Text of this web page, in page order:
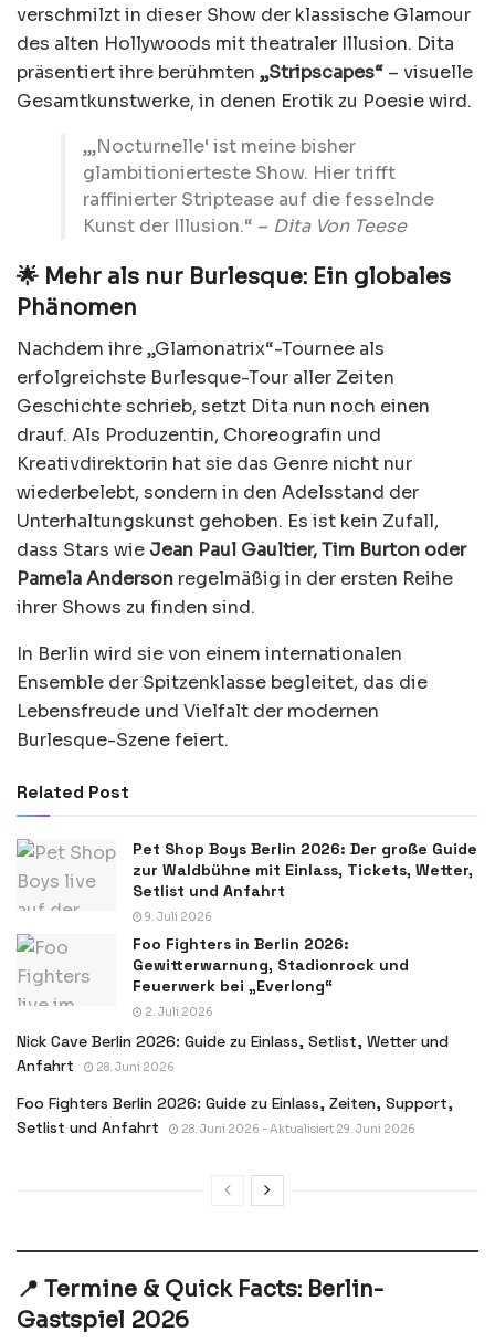
verschmilzt in dieser Show der klassische Glamour
des alten Hollywoods mit theatraler Illusion. Dita
präsentiert ihre berühmten „Stripscapes“ – visuelle
Gesamtkunstwerke, in denen Erotik zu Poesie wird.
„‚Nocturnelle‘ ist meine bisher
glambitionierteste Show. Hier trifft
raffinierter Striptease auf die fesselnde
Kunst der Illusion.“ – Dita Von Teese
🌟 Mehr als nur Burlesque: Ein globales
Phänomen
Nachdem ihre „Glamonatrix“-Tournee als
erfolgreichste Burlesque-Tour aller Zeiten
Geschichte schrieb, setzt Dita nun noch einen
drauf. Als Produzentin, Choreografin und
Kreativdirektorin hat sie das Genre nicht nur
wiederbelebt, sondern in den Adelsstand der
Unterhaltungskunst gehoben. Es ist kein Zufall,
dass Stars wie Jean Paul Gaultier, Tim Burton oder
Pamela Anderson regelmäßig in der ersten Reihe
ihrer Shows zu finden sind.
In Berlin wird sie von einem internationalen
Ensemble der Spitzenklasse begleitet, das die
Lebensfreude und Vielfalt der modernen
Burlesque-Szene feiert.
Related Post
Pet Shop Boys Berlin 2026: Der große Guide
zur Waldbühne mit Einlass, Tickets, Wetter,
Setlist und Anfahrt
9. Juli 2026
Foo Fighters in Berlin 2026:
Gewitterwarnung, Stadionrock und
Feuerwerk bei „Everlong“
2. Juli 2026
Nick Cave Berlin 2026: Guide zu Einlass, Setlist, Wetter und
Anfahrt
28. Juni 2026
Foo Fighters Berlin 2026: Guide zu Einlass, Zeiten, Support,
Setlist und Anfahrt
28. Juni 2026 - Aktualisiert 29. Juni 2026
📍 Termine & Quick Facts: Berlin-
Gastspiel 2026